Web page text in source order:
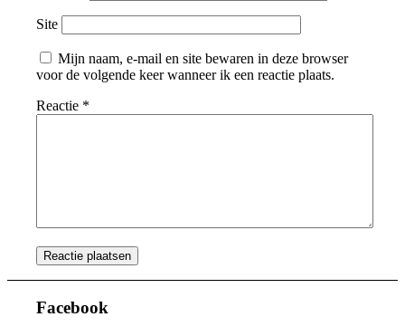
Site
Mijn naam, e-mail en site bewaren in deze browser
voor de volgende keer wanneer ik een reactie plaats.
Reactie *
Facebook